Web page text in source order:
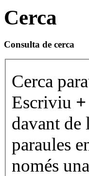
Cerca
Consulta de cerca
Cerca
Escriviu +
davant de
paraules
només